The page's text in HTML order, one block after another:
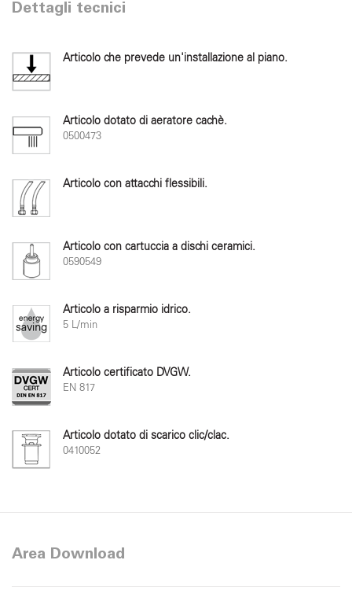
Dettagli tecnici
Articolo che prevede un'installazione al piano.
Articolo dotato di aeratore cachè.
0500473
Articolo con attacchi flessibili.
Articolo con cartuccia a dischi ceramici.
0590549
Articolo a risparmio idrico.
5 L/min
Articolo certificato DVGW.
EN 817
Articolo dotato di scarico clic/clac.
0410052
Area Download